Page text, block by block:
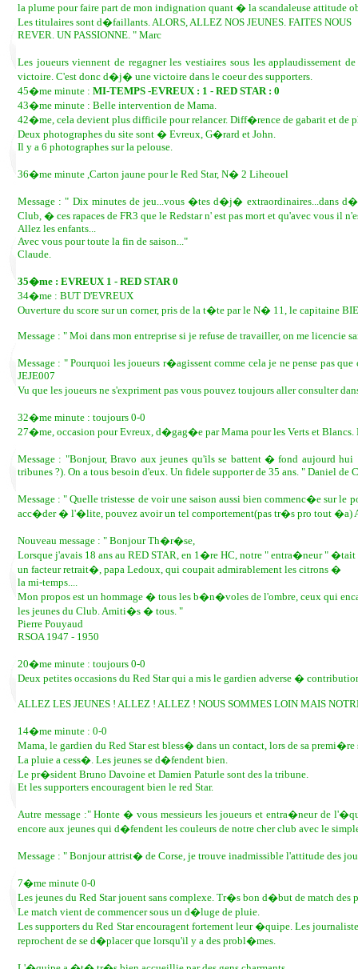
la plume pour faire part de mon indignation quant � la scandaleuse
Les titulaires sont d�faillants. ALORS, ALLEZ NOS JEUNES. FAITES NOUS
REVER. UN PASSIONNE. " Marc
Les joueurs viennent de regagner les vestiaires sous les applaudissement
victoire. C'est donc d�j� une victoire dans le coeur des supporters.
45�me minute : MI-TEMPS -EVREUX : 1 - RED STAR : 0
43�me minute : Belle intervention de Mama.
42�me, cela devient plus difficile pour relancer. Diff�rence de gabarit et de
Deux photographes du site sont � Evreux, G�rard et John.
Il y a 6 photographes sur la pelouse.
36�me minute ,Carton jaune pour le Red Star, N� 2 Liheouel
Message : " Dix minutes de jeu...vous �tes d�j� extraordinaires...dans
Club, � ces rapaces de FR3 que le Redstar n' est pas mort et qu'avec vous il
Allez les enfants...
Avec vous pour toute la fin de saison..."
Claude.
35�me : EVREUX 1 - RED STAR 0
34�me : BUT D'EVREUX
Ouverture du score sur un corner, pris de la t�te par le N� 11, le capitaine
Message : " Moi dans mon entreprise si je refuse de travailler, on me licencie
Message : " Pourquoi les joueurs r�agissent comme cela je ne pense pas
JEJE007
Vu que les joueurs ne s'expriment pas vous pouvez toujours aller consulter
32�me minute : toujours 0-0
27�me, occasion pour Evreux, d�gag�e par Mama pour les Verts et Blancs.
Message : "Bonjour, Bravo aux jeunes qu'ils se battent � fond aujourd
tribunes ?). On a tous besoin d'eux. Un fidele supporter de 35 ans. " Daniel de
Message : " Quelle tristesse de voir une saison aussi bien commenc�e sur
acc�der � l'�lite, pouvez avoir un tel comportement(pas tr�s pro tout �a)
Nouveau message : " Bonjour Th�r�se,
Lorsque j'avais 18 ans au RED STAR, en 1�re HC, notre " entra�neur " �tait
un facteur retrait�, papa Ledoux, qui coupait admirablement les citrons �
la mi-temps....
Mon propos est un hommage � tous les b�n�voles de l'ombre, ceux qui
les jeunes du Club. Amiti�s � tous. "
Pierre Pouyaud
RSOA 1947 - 1950
20�me minute : toujours 0-0
Deux petites occasions du Red Star qui a mis le gardien adverse �
ALLEZ LES JEUNES ! ALLEZ ! ALLEZ ! NOUS SOMMES LOIN MAIS
14�me minute : 0-0
Mama, le gardien du Red Star est bless� dans un contact, lors de sa
La pluie a cess�. Les jeunes se d�fendent bien.
Le pr�sident Bruno Davoine et Damien Paturle sont des la tribune.
Et les supporters encouragent bien le red Star.
Autre message :" Honte � vous messieurs les joueurs et entra�neur de
encore aux jeunes qui d�fendent les couleurs de notre cher club avec le
Message : " Bonjour attrist� de Corse, je trouve inadmissible l'attitude des
7�me minute 0-0
Les jeunes du Red Star jouent sans complexe. Tr�s bon d�but de match des
Le match vient de commencer sous un d�luge de pluie.
Les supporters du Red Star encouragent fortement leur �quipe. Les
reprochent de se d�placer que lorsqu'il y a des probl�mes.